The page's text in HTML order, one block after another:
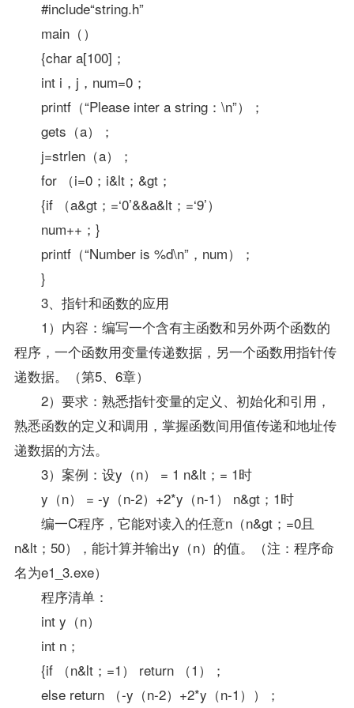
#include“string.h”
main（）
{char a[100]；
int i，j，num=0；
printf（“Please inter a string：\n”）；
gets（a）；
j=strlen（a）；
for （i=0；i&lt；&gt；
{if （a&gt；=‘0’&&a&lt；=‘9’）
num++；}
printf（“Number is %d\n”，num）；
}
3、指针和函数的应用
1）内容：编写一个含有主函数和另外两个函数的
程序，一个函数用变量传递数据，另一个函数用指针传
递数据。（第5、6章）
2）要求：熟悉指针变量的定义、初始化和引用，
熟悉函数的定义和调用，掌握函数间用值传递和地址传
递数据的方法。
3）案例：设y（n） = 1 n&lt；= 1时
y（n） = -y（n-2）+2*y（n-1） n&gt；1时
编一C程序，它能对读入的任意n（n&gt；=0且
n&lt；50），能计算并输出y（n）的值。（注：程序命
名为e1_3.exe）
程序清单：
int y（n）
int n；
{if （n&lt；=1） return （1）；
else return （-y（n-2）+2*y（n-1））；